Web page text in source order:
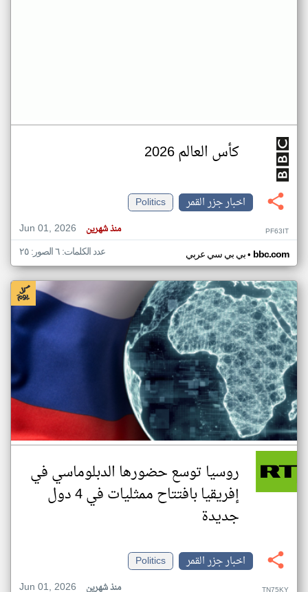
كأس العالم 2026
اخبار جزر القمر
Politics
Jun 01, 2026
منذ شهرين PF63IT
بي بي سي عربي• bbc.com عدد الكلمات: ٦ الصور: ٢٥
روسيا توسع حضورها الدبلوماسي في
إفريقيا بافتتاح ممثليات في 4 دول
جديدة
اخبار جزر القمر
Politics
Jun 01, 2026
منذ شهرين